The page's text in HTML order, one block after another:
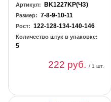
Артикул: BK1227KP(ЧЗ)
Размер: 7-8-9-10-11
Рост: 122-128-134-140-146
Количество штук в упаковке:
5
222 руб./ 1 шт.